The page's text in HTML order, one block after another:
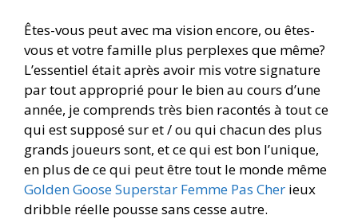
Êtes-vous peut avec ma vision encore, ou êtes-
vous et votre famille plus perplexes que même?
L’essentiel était après avoir mis votre signature
par tout approprié pour le bien au cours d’une
année, je comprends très bien racontés à tout ce
qui est supposé sur et / ou qui chacun des plus
grands joueurs sont, et ce qui est bon l’unique,
en plus de ce qui peut être tout le monde même
Golden Goose Superstar Femme Pas Cher ieux
dribble réelle pousse sans cesse autre.